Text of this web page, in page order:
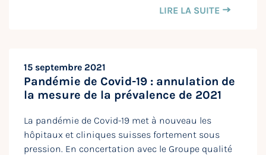
LIRE LA SUITE
15 septembre 2021
Pandémie de Covid-19 : annulation de
la mesure de la prévalence de 2021
La pandémie de Covid-19 met à nouveau les
hôpitaux et cliniques suisses fortement sous
pression. En concertation avec le Groupe qualité